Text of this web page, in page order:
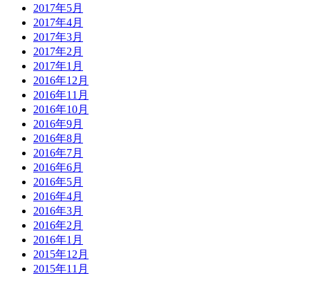
2017年5月
2017年4月
2017年3月
2017年2月
2017年1月
2016年12月
2016年11月
2016年10月
2016年9月
2016年8月
2016年7月
2016年6月
2016年5月
2016年4月
2016年3月
2016年2月
2016年1月
2015年12月
2015年11月